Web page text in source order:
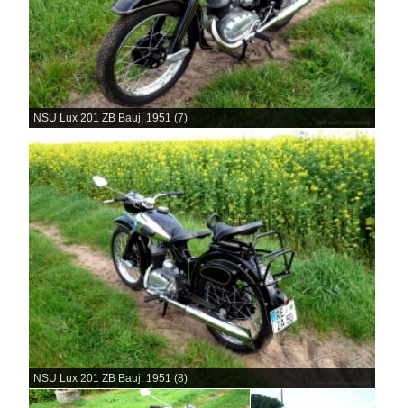
NSU Lux 201 ZB Bauj. 1951 (7)
NSU Lux 201 ZB Bauj. 1951 (8)